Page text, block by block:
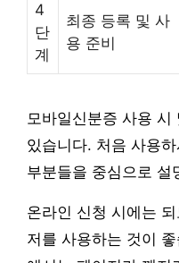
4
단
계
최종 등록 및 사
용 준비
모바일신분증 사용 시
있습니다. 처음 사용
부분들을 중심으로 설
온라인 신청 시에는
저를 사용하는 것이